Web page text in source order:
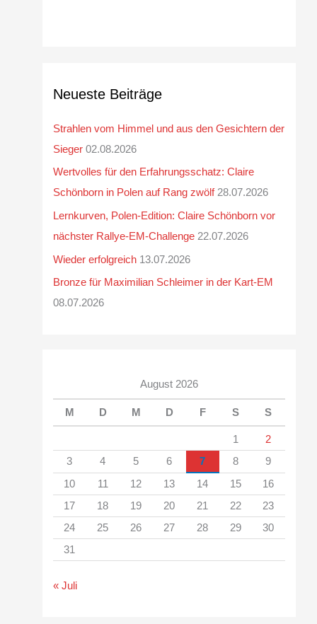
Neueste Beiträge
Strahlen vom Himmel und aus den Gesichtern der
Sieger 02.08.2026
Wertvolles für den Erfahrungsschatz: Claire
Schönborn in Polen auf Rang zwölf 28.07.2026
Lernkurven, Polen-Edition: Claire Schönborn vor
nächster Rallye-EM-Challenge 22.07.2026
Wieder erfolgreich 13.07.2026
Bronze für Maximilian Schleimer in der Kart-EM
08.07.2026
August 2026
M D M D F S S
1
2
3
4 5 6 7 8
9
10
11 12 13 14 15
16
17
18 19 20 21 22
23
24
25 26 27 28 29
30
31
« Juli